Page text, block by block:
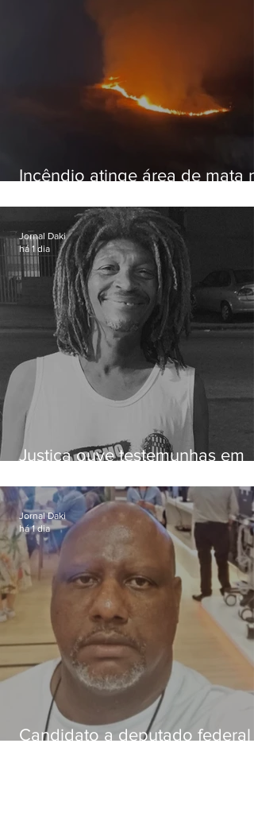
Incêndio atinge área de mata
Iguaçu
Justiça ouve testemunhas em
dívida de R$ 25
Jornal Daki
há 1 dia
Candidato a deputado federal
Jornal Daki
há 1 dia